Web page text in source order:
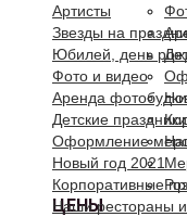
ЦЕНЫ
Артисты
Звезды на
Юбилей, день
Фото и видео
Аренда
Детские праздники
Оформление
Новый год 2021
Корпоративные
Наши рестораны